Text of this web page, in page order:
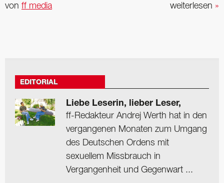
weiterlesen »
von ff media
EDITORIAL
Liebe Leserin, lieber Leser,
ff-Redakteur Andrej Werth hat in den
vergangenen Monaten zum Umgang
des Deutschen Ordens mit
sexuellem Missbrauch in
Vergangenheit und Gegenwart ...